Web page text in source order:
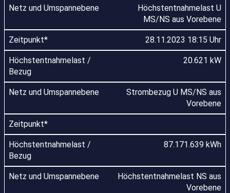
Höchstentnahmelast U
MS/NS aus Vorebene
28.11.2023 18:15 Uhr
20.621 kW
Strombezug U MS/NS aus
Vorebene
87.171.639 kWh
Höchstentnahmelast NS aus
Vorebene